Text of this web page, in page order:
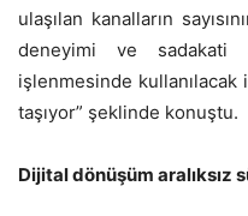
ulaşılan kanalların
deneyimi ve sadakati
işlenmesinde
taşıyor” şeklinde konuştu.
Dijital dönüşüm aralıksız